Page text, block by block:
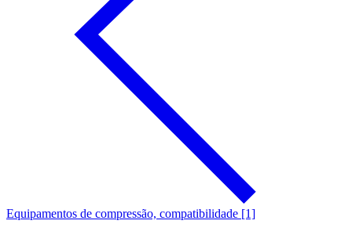
Equipamentos de compressão, compatibilidade [1]